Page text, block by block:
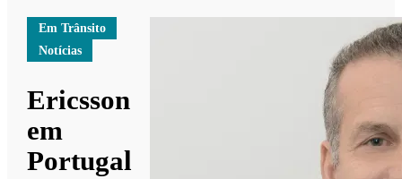
Em Trânsito
Notícias
Ericsson
em
Portugal